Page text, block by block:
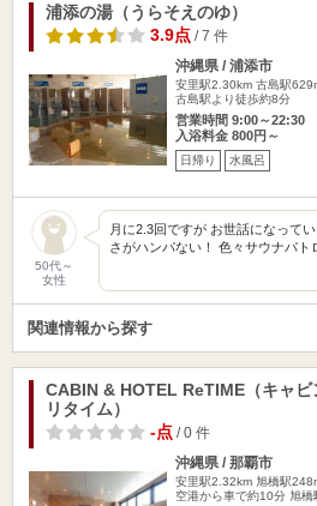
浦添の湯（うらそえのゆ）
3.9点/ 7 件
沖縄県 / 浦添市
安里駅2.30km 古島駅
古島駅より徒歩約8分
営業時間 9:00～22:30
入浴料金 800円～
日帰り 水風呂
50代～
女性
月に2.3回ですが お世話になって
さがハンパない！ 色々サウナパト
関連情報から探す
CABIN & HOTEL ReTIME（キャビ
リタイム）
-点/ 0 件
沖縄県 / 那覇市
安里駅2.32km 旭橋駅
空港から車で約10分 旭